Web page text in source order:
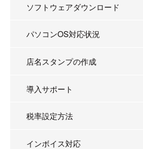
ソフトウェアダウンロード
パソコンOS対応状況
店名スタンプの作成
導入サポート
税率設定方法
インボイス対応